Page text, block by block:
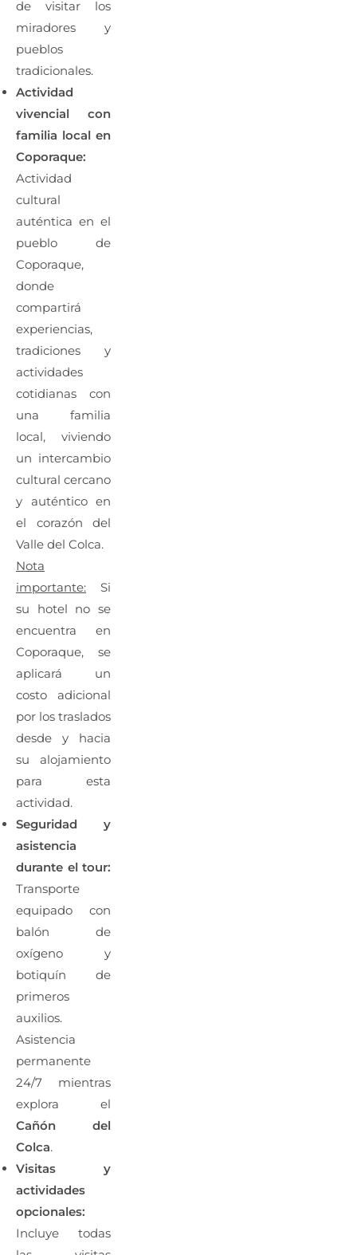
de visitar los
miradores y
pueblos
tradicionales.
Actividad
vivencial con
familia local en
Coporaque:
Actividad
cultural
auténtica en el
pueblo de
Coporaque,
donde
compartirá
experiencias,
tradiciones y
actividades
cotidianas con
una familia
local, viviendo
un intercambio
cultural cercano
y auténtico en
el corazón del
Valle del Colca.
Nota
importante: Si
su hotel no se
encuentra en
Coporaque, se
aplicará un
costo adicional
por los traslados
desde y hacia
su alojamiento
para esta
actividad.
Seguridad y
asistencia
durante el tour:
Transporte
equipado con
balón de
oxígeno y
botiquín de
primeros
auxilios.
Asistencia
permanente
24/7 mientras
explora el
Cañón del
Colca.
Visitas y
actividades
opcionales:
Incluye todas